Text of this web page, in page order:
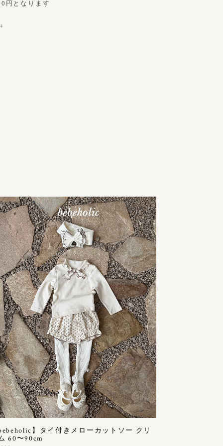
円となります
】タイ付きメローカットソー クリ
60〜90cm